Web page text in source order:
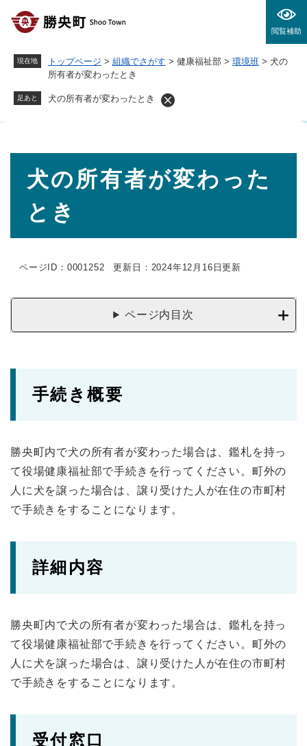
閲覧補助
現在地 トップページ > 組織でさがす > 健康福祉部 > 環境班 > 犬の
所有者が変わったとき
足あと 犬の所有者が変わったとき
犬の所有者が変わった
とき
ページID：0001252 更新日：2024年12月16日更新
ページ内目次
手続き概要
勝央町内で犬の所有者が変わった場合は、鑑札を持っ
て役場健康福祉部で手続きを行ってください。町外の
人に犬を譲った場合は、譲り受けた人が在住の市町村
で手続きをすることになります。
詳細内容
勝央町内で犬の所有者が変わった場合は、鑑札を持っ
て役場健康福祉部で手続きを行ってください。町外の
人に犬を譲った場合は、譲り受けた人が在住の市町村
で手続きをすることになります。
受付窓口